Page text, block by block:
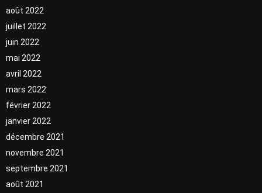
août 2022
juillet 2022
juin 2022
mai 2022
avril 2022
mars 2022
février 2022
janvier 2022
décembre 2021
novembre 2021
septembre 2021
août 2021